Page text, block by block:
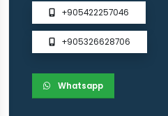
+905422257046
+905326628706
Whatsapp